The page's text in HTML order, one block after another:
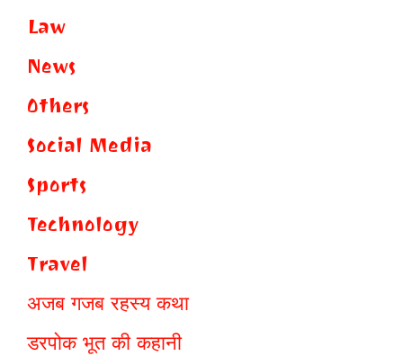
Law
News
Others
Social Media
Sports
Technology
Travel
अजब गजब रहस्य कथा
डरपोक भूत की कहानी